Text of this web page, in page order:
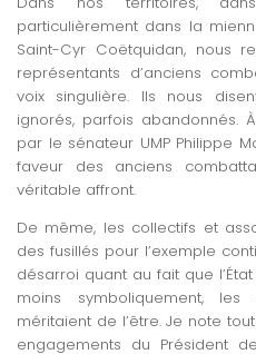
particulièrement dans la
Saint-Cyr Coëtquidan, nous
représentants d’anciens
voix singulière. Ils nous
ignorés, parfois
par le sénateur UMP Philippe
faveur des anciens
véritable affront.
De même, les collectifs et
des fusillés pour l’exemple
désarroi quant au fait que
moins symboliquement,
méritaient de l’être. Je note
engagements du Président